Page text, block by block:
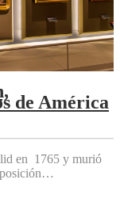
de América
en 1765 y murió